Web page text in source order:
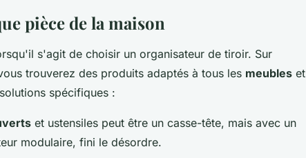
pièce de la maison
s'agit de choisir un organisateur de tiroir. Sur
trouverez des produits adaptés à tous les meubles et
spécifiques :
et ustensiles peut être un casse-tête, mais avec un
modulaire, fini le désordre.